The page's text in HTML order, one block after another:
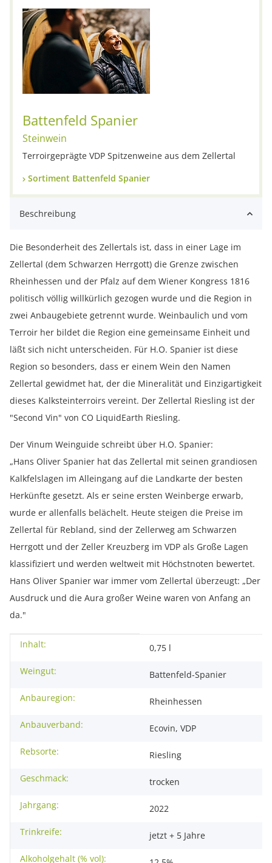
Battenfeld Spanier
Steinwein
Terroirgeprägte VDP Spitzenweine aus dem Zellertal
Sortiment Battenfeld Spanier
Beschreibung
Die Besonderheit des Zellertals ist, dass in einer Lage im
Zellertal (dem Schwarzen Herrgott) die Grenze zwischen
Rheinhessen und der Pfalz auf dem Wiener Kongress 1816
politisch völlig willkürlich gezogen wurde und die Region in
zwei Anbaugebiete getrennt wurde. Weinbaulich und vom
Terroir her bildet die Region eine gemeinsame Einheit und
läßt sich nicht unterscheiden. Für H.O. Spanier ist diese
Region so besonders, dass er einem Wein den Namen
Zellertal gewidmet hat, der die Mineralität und Einzigartigkeit
dieses Kalksteinterroirs vereint. Der Zellertal Riesling ist der
"Second Vin" von CO LiquidEarth Riesling.
Der Vinum Weinguide schreibt über H.O. Spanier:
„Hans Oliver Spanier hat das Zellertal mit seinen grandiosen
Kalkfelslagen im Alleingang auf die Landkarte der besten
Herkünfte gesetzt. Als er seine ersten Weinberge erwarb,
wurde er allenfalls belächelt. Heute steigen die Preise im
Zellertal für Rebland, sind der Zellerweg am Schwarzen
Herrgott und der Zeller Kreuzberg im VDP als Große Lagen
klassifiziert und werden weltweit mit Höchstnoten bewertet.
Hans Oliver Spanier war immer vom Zellertal überzeugt: „Der
Ausdruck und die Aura großer Weine waren von Anfang an
da."
Produkteigenschaft
Wert
Inhalt:
0,75 l
Weingut:
Battenfeld-Spanier
Anbauregion:
Rheinhessen
Anbauverband:
Ecovin, VDP
Rebsorte:
Riesling
Geschmack:
trocken
Jahrgang:
2022
Trinkreife:
jetzt + 5 Jahre
Alkoholgehalt (% vol):